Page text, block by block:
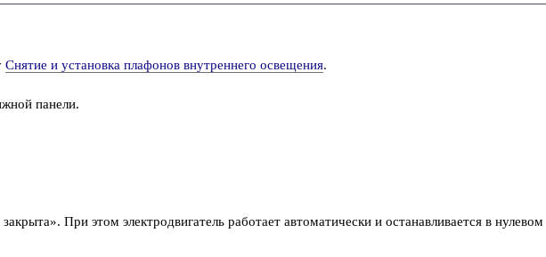
Снятие и установка плафонов внутреннего освещения.
панели.
При этом электродвигатель работает автоматически и останавливается в нулевом